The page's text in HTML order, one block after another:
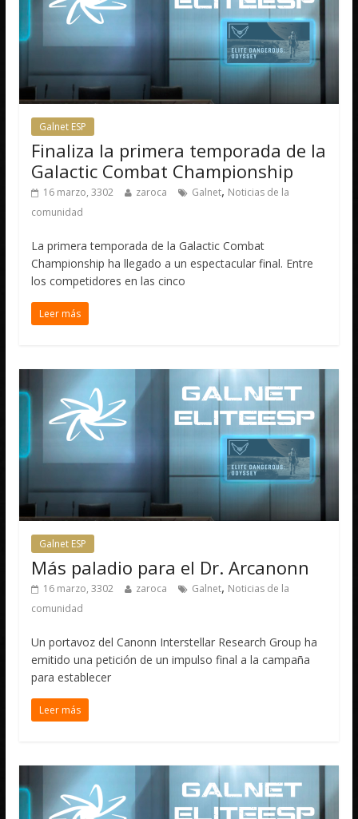
Galnet ESP
Finaliza la primera temporada de la
Galactic Combat Championship
16 marzo, 3302 zaroca Galnet, Noticias de la
comunidad
La primera temporada de la Galactic Combat
Championship ha llegado a un espectacular final. Entre
los competidores en las cinco
Leer más
Galnet ESP
Más paladio para el Dr. Arcanonn
16 marzo, 3302 zaroca Galnet, Noticias de la
comunidad
Un portavoz del Canonn Interstellar Research Group ha
emitido una petición de un impulso final a la campaña
para establecer
Leer más